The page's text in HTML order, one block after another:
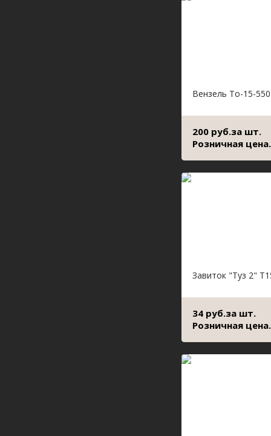
Вензель То-15-
200 руб.за шт.
Розничная цена.
Завиток "Туз 2"
34 руб.за шт.
Розничная цена.